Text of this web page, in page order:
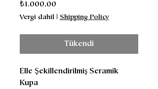
₺1.000,00
Vergi dahil | Shipping Policy
Tükendi
Elle Şekillendirilmiş Seramik
Kupa